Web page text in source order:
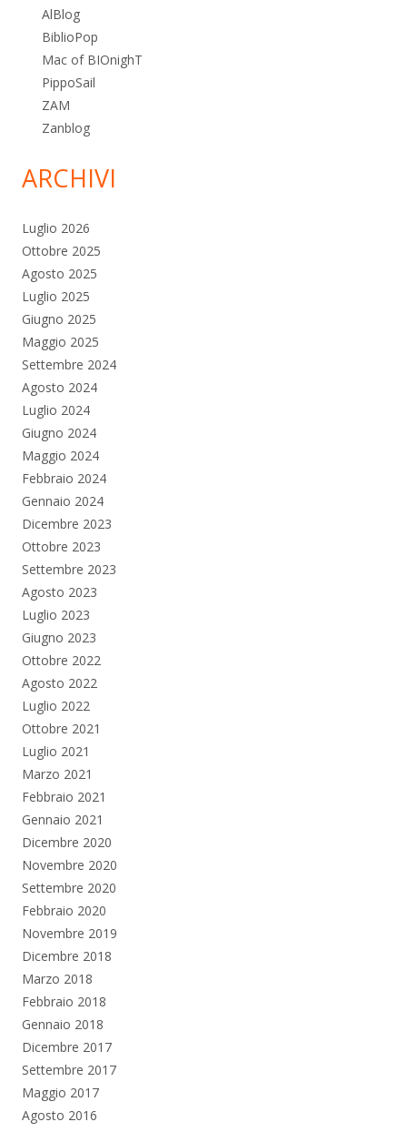
AlBlog
BiblioPop
Mac of BIOnighT
PippoSail
ZAM
Zanblog
ARCHIVI
Luglio 2026
Ottobre 2025
Agosto 2025
Luglio 2025
Giugno 2025
Maggio 2025
Settembre 2024
Agosto 2024
Luglio 2024
Giugno 2024
Maggio 2024
Febbraio 2024
Gennaio 2024
Dicembre 2023
Ottobre 2023
Settembre 2023
Agosto 2023
Luglio 2023
Giugno 2023
Ottobre 2022
Agosto 2022
Luglio 2022
Ottobre 2021
Luglio 2021
Marzo 2021
Febbraio 2021
Gennaio 2021
Dicembre 2020
Novembre 2020
Settembre 2020
Febbraio 2020
Novembre 2019
Dicembre 2018
Marzo 2018
Febbraio 2018
Gennaio 2018
Dicembre 2017
Settembre 2017
Maggio 2017
Agosto 2016